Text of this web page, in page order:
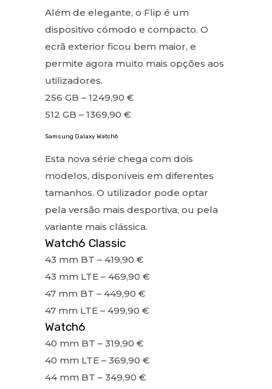
Além de elegante, o Flip é um
dispositivo cómodo e compacto. O
ecrã exterior ficou bem maior, e
permite agora muito mais opções aos
utilizadores.
256 GB – 1249,90 €
512 GB – 1369,90 €
Samsung Galaxy Watch6
Esta nova série chega com dois
modelos, disponíveis em diferentes
tamanhos. O utilizador pode optar
pela versão mais desportiva, ou pela
variante mais clássica.
Watch6 Classic
43 mm BT – 419,90 €
43 mm LTE – 469,90 €
47 mm BT – 449,90 €
47 mm LTE – 499,90 €
Watch6
40 mm BT – 319,90 €
40 mm LTE – 369,90 €
44 mm BT – 349,90 €